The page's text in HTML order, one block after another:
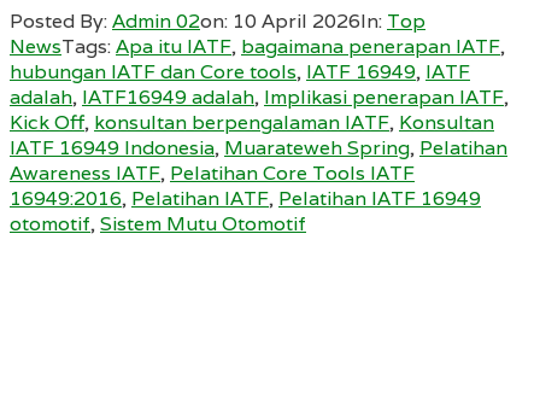
Posted By:Admin 02on: 10 April 2026In: Top
NewsTags:Apa itu IATF, bagaimana penerapan IATF,
hubungan IATF dan Core tools, IATF 16949, IATF
adalah, IATF16949 adalah, Implikasi penerapan IATF,
Kick Off, konsultan berpengalaman IATF, Konsultan
IATF 16949 Indonesia, Muarateweh Spring, Pelatihan
Awareness IATF, Pelatihan Core Tools IATF
16949:2016, Pelatihan IATF, Pelatihan IATF 16949
otomotif,Sistem Mutu Otomotif